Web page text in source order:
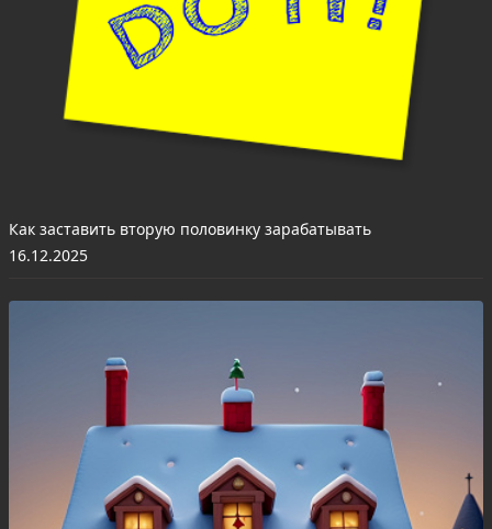
Как заставить вторую половинку зарабатывать
16.12.2025